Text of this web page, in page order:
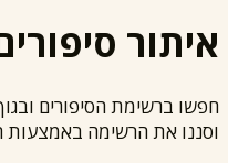
איתור
חפשו ברשימת הסיפורים
וסננו את הרשימה באמצעות